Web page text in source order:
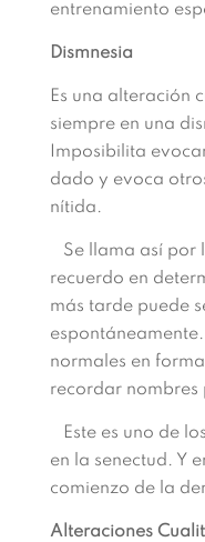
entrenamiento
Dismnesia
Es una alteración
siempre en una
Imposibilita
dado y evoca
nítida.
Se llama así por
recuerdo en
más tarde puede
normales en
recordar nombres
Este es uno de
en la senectud. Y
comienzo de la
Alteraciones